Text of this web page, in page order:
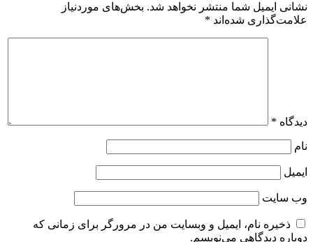
نشانی ایمیل شما منتشر نخواهد شد. بخش‌های موردنیاز
علامت‌گذاری شده‌اند *
دیدگاه *
نام
ایمیل
وب‌ سایت
ذخیره نام، ایمیل و وبسایت من در مرورگر برای زمانی که
دوباره دیدگاهی می‌نویسم.